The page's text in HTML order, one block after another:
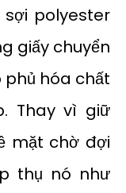
polyester
giấy chuyển
hóa chất
Thay vì giữ
mặt chờ đợi
thụ nó như